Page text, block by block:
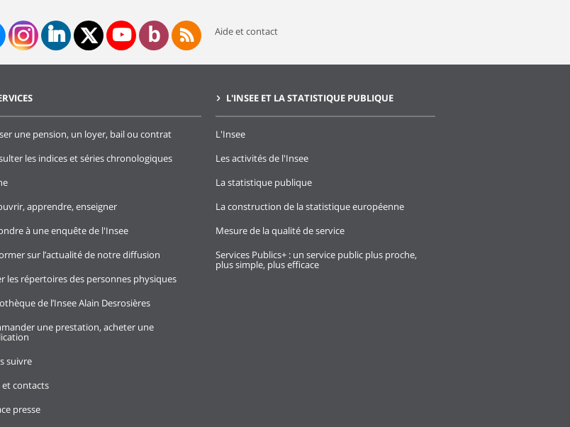
Aide et contact
une pension, un loyer, bail ou contrat
les indices et séries chronologiques
apprendre, enseigner
à une enquête de l'Insee
sur l’actualité de notre diffusion
les répertoires des personnes physiques
de l’Insee Alain Desrosières
une prestation, acheter une
suivre
et contacts
presse
L'INSEE ET LA STATISTIQUE PUBLIQUE
L'Insee
Les activités de l'Insee
La statistique publique
La construction de la statistique européenne
Mesure de la qualité de service
Services Publics+ : un service public plus proche,
plus simple, plus efficace